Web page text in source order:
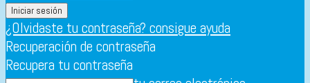
¿Olvidaste tu contraseña? consigue ayuda
Recuperación de contraseña
Recupera tu contraseña